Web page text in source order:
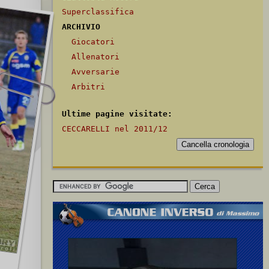
Superclassifica
ARCHIVIO
Giocatori
Allenatori
Avversarie
Arbitri
Ultime pagine visitate:
CECCARELLI nel 2011/12